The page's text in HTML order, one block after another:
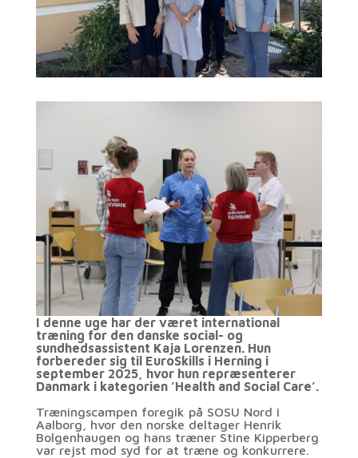
I denne uge har der været international
træning for den danske social- og
sundhedsassistent Kaja Lorenzen. Hun
forbereder sig til EuroSkills i Herning i
september 2025, hvor hun repræsenterer
Danmark i kategorien ’Health and Social Care’.
Træningscampen foregik på SOSU Nord i
Aalborg, hvor den norske deltager Henrik
Bolgenhaugen og hans træner Stine Kipperberg
var rejst mod syd for at træne og konkurrere.